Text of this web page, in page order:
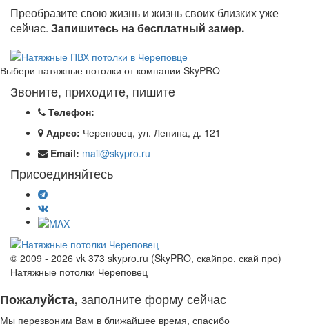
Преобразите свою жизнь и жизнь своих близких уже
сейчас. Запишитесь на бесплатный замер.
Выбери натяжные потолки от компании SkyPRO
Звоните, приходите, пишите
Телефон:
Адрес: Череповец, ул. Ленина, д. 121
Email: mail@skypro.ru
Присоединяйтесь
© 2009 - 2026 vk 373 skypro.ru (SkyPRO, скайпро, скай про)
Натяжные потолки Череповец
Пожалуйста, заполните форму сейчас
Мы перезвоним Вам в ближайшее время, спасибо